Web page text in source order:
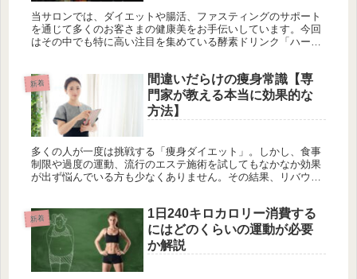
当サロンでは、ダイエットや腸活、ファスティングのサポート
を通じて多くのお客さまの健康美をお手伝いしています。今回
はその中でも特に高い注目を集めている酵素ドリンク「ハーブ
新着
間違いだらけの痩身常識【専
門家が教える本当に効果的な
方法】
多くの人が一度は挑戦する「痩身ダイエット」。しかし、食事
制限や過度の運動、流行のエステ施術を試してもなかなか効果
が出ず悩んでいる方も少なくありません。その結果、リバウン
新着
1日240キロカロリー消費する
にはどのくらいの運動が必要
か解説